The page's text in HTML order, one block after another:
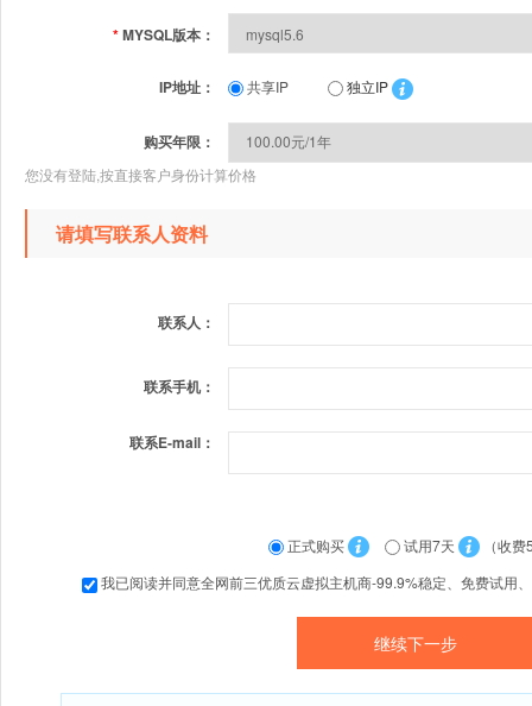
*MYSQL版本：
IP地址： 共享IP 独立IP
购买年限：
您没有登陆,按直接客户身份计算价格
请填写联系人资料
联系人：
联系手机：
联系E-mail：
正式购买 试用7天
（收费
我已阅读并同意全网前三优质云虚拟主机商-99.9%稳定、免费试用